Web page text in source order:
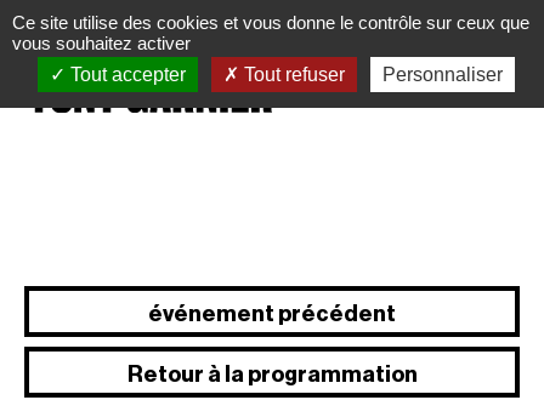
événement précédent
Retour à la programmation
Panneau de gestion des cookies
Ce site utilise des cookies et vous donne le contrôle sur ceux que
vous souhaitez activer
Tout accepter
Tout refuser Personnaliser